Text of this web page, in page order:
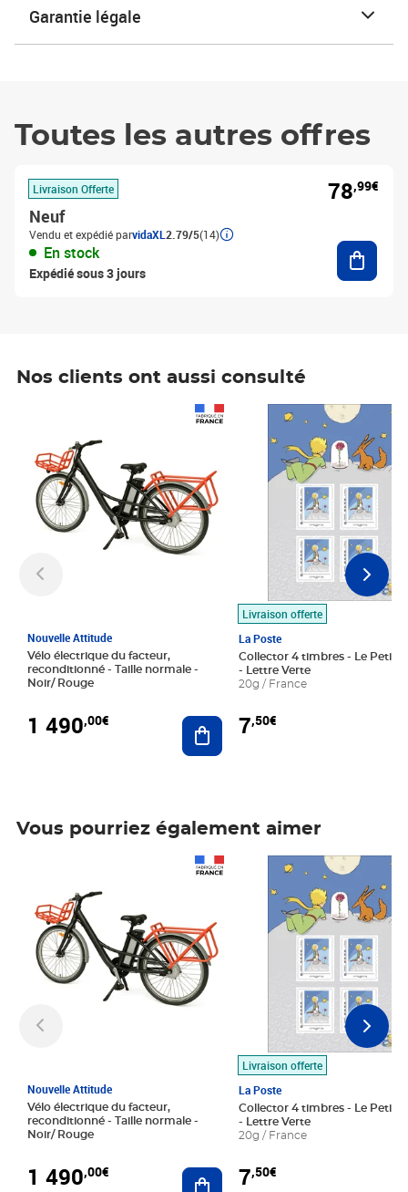
Garantie légale
Toutes les autres offres
Livraison Offerte
Neuf
Vendu et expédié parvidaXL 2.79/5(14)
En stock
Expédié sous 3 jours
78,99€
Nos clients ont aussi consulté
Nouvelle Attitude
Vélo électrique du facteur,
reconditionné - Taille normale -
Noir/ Rouge
1 490,00€ Ajouter au panier
Livraison offerte
La Poste
Collector 4 timbres - Le Petit
- Lettre Verte
20g / France
7,50€
Prix 7,50€
Vous pourriez également aimer
Nouvelle Attitude
Vélo électrique du facteur,
reconditionné - Taille normale -
Noir/ Rouge
1 490,00€ Ajouter au panier
Livraison offerte
La Poste
Collector 4 timbres - Le Petit
- Lettre Verte
20g / France
7,50€
Prix 7,50€